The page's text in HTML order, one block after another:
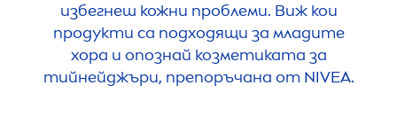
избегнеш кожни проблеми. Виж кои
продукти са подходящи за младите
хора и опознай козметиката за
тийнейджъри, препоръчана от NIVEA.